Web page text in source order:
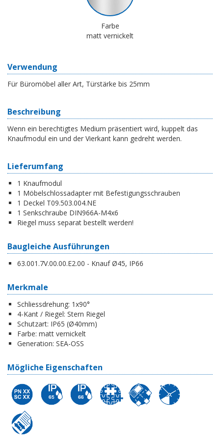
Farbe
matt vernickelt
Verwendung
Für Büromöbel aller Art, Türstärke bis 25mm
Beschreibung
Wenn ein berechtigtes Medium präsentiert wird, kuppelt das
Knaufmodul ein und der Vierkant kann gedreht werden.
Lieferumfang
1 Knaufmodul
1 Möbelschlossadapter mit Befestigungsschrauben
1 Deckel T09.503.004.NE
1 Senkschraube DIN966A-M4x6
Riegel muss separat bestellt werden!
Baugleiche Ausführungen
63.001.7V.00.00.E2.00 - Knauf Ø45, IP66
Merkmale
Schliessdrehung: 1x90°
4-Kant / Riegel: Stern Riegel
Schutzart: IP65 (Ø40mm)
Farbe: matt vernickelt
Generation: SEA-OSS
Mögliche Eigenschaften